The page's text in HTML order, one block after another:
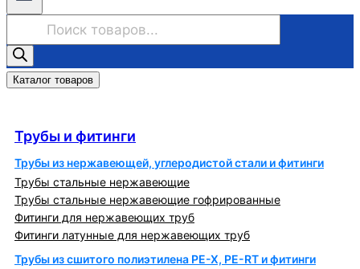
товаров
Каталог товаров
Трубы и фитинги
Трубы из нержавеющей, углеродистой стали и фитинги
Трубы стальные нержавеющие
Трубы стальные нержавеющие гофрированные
Фитинги для нержавеющих труб
Фитинги латунные для нержавеющих труб
Трубы из сшитого полиэтилена PE-X, PE-RT и фитинги